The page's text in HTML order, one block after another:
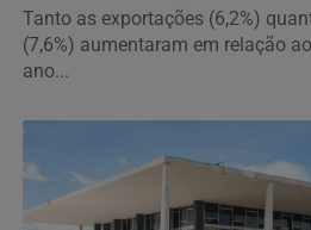
Tanto as exportações (6,2%)
(7,6%) aumentaram em relação
ano...